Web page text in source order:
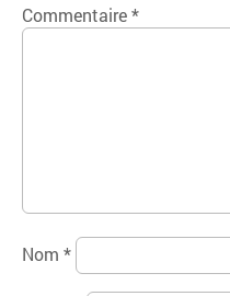
Commentaire*
Nom *